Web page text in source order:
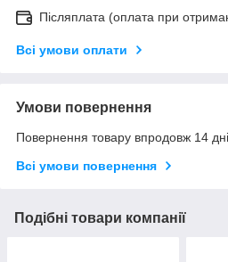
Післяплата (оплата при
Всі умови оплати
Умови повернення
Повернення товару впродовж 14
Всі умови повернення
Подібні товари компанії